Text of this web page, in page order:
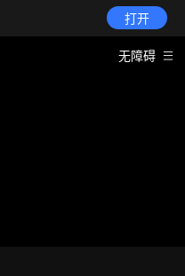
打开
无障碍